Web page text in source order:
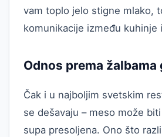
vam toplo jelo stigne mlako,
komunikacije između kuhinje
Odnos prema
Čak i u najboljim svetskim
se dešavaju – meso može
supa presoljena. Ono što